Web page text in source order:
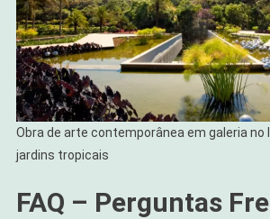
Obra de arte contemporânea em galeria no
jardins tropicais
FAQ – Perguntas